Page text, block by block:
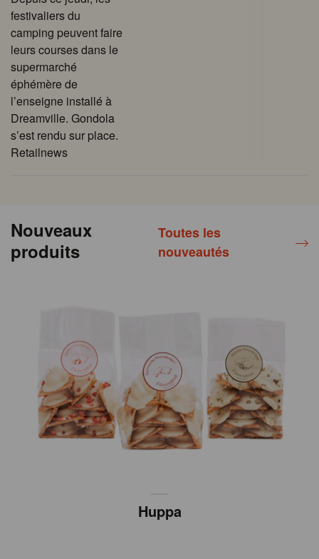
festivaliers du
camping peuvent faire
leurs courses dans le
supermarché
éphémère de
l’enseigne installé à
Dreamville. Gondola
s’est rendu sur place.
Retailnews
Nouveaux
produits
Toutes les
nouveautés
Huppa